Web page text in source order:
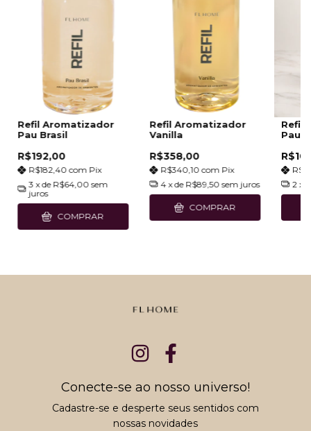
Refil Aromatizador
Pau Brasil
R$192,00
R$182,40 com Pix
3 x de R$64,00 sem
juros
COMPRAR
Refil Aromatizador
Vanilla
R$358,00
R$340,10com Pix
4 x de R$89,50 sem juros
COMPRAR
Refil
Pau
2 x
Conecte-se ao nosso universo!
Cadastre-se e desperte seus sentidos com
nossas novidades